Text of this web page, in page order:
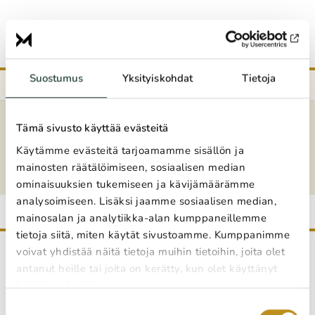
Suostumus Yksityiskohdat Tietoja
Tämä sivusto käyttää evästeitä
Käytämme evästeitä tarjoamamme sisällön ja
mainosten räätälöimiseen, sosiaalisen median
ominaisuuksien tukemiseen ja kävijämäärämme
analysoimiseen. Lisäksi jaamme sosiaalisen median,
mainosalan ja analytiikka-alan kumppaneillemme
tietoja siitä, miten käytät sivustoamme. Kumppanimme
voivat yhdistää näitä tietoja muihin tietoihin, joita olet
antanut heille tai joita on kerätty, kun olet käyttänyt
heidän palvelujaan.
Etusivu 404
Sivua ei löytynyt
Takaisin ylös